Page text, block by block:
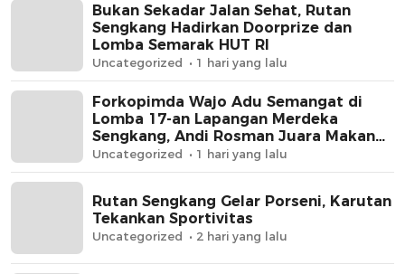
Bukan Sekadar Jalan Sehat, Rutan
Sengkang Hadirkan Doorprize dan
Lomba Semarak HUT RI
Uncategorized 1 hari yang lalu
Forkopimda Wajo Adu Semangat di
Lomba 17-an Lapangan Merdeka
Sengkang, Andi Rosman Juara Makan
Krupuk
Uncategorized 1 hari yang lalu
Rutan Sengkang Gelar Porseni, Karutan
Tekankan Sportivitas
Uncategorized 2 hari yang lalu